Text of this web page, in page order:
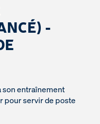
-
son entraînement
pour servir de poste